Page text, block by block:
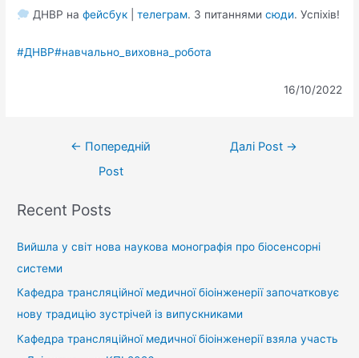
ДНВР на фейсбук| телеграм. З питаннями сюди. Успіхів!
#ДНВР#навчально_виховна_робота
16/10/2022
← Попередній
Post
Далі Post →
Recent Posts
Вийшла у світ нова наукова монографія про біосенсорні
системи
Кафедра трансляційної медичної біоінженерії започатковує
нову традицію зустрічей із випускниками
Кафедра трансляційної медичної біоінженерії взяла участь